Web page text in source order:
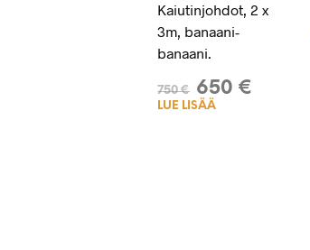
Kaiutinjohdot, 2 x
3m, banaani-
banaani.
750€ 650€
LUE LISÄÄ